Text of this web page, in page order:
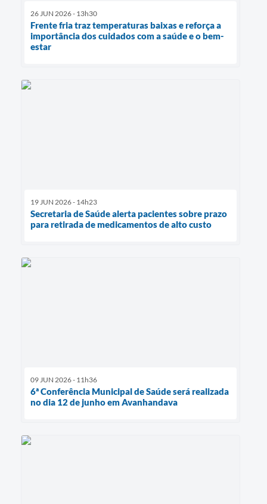
26 JUN 2026 - 13h30
Frente fria traz temperaturas baixas e reforça a
importância dos cuidados com a saúde e o bem-
estar
19 JUN 2026 - 14h23
Secretaria de Saúde alerta pacientes sobre prazo
para retirada de medicamentos de alto custo
09 JUN 2026 - 11h36
6ª Conferência Municipal de Saúde será realizada
no dia 12 de junho em Avanhandava